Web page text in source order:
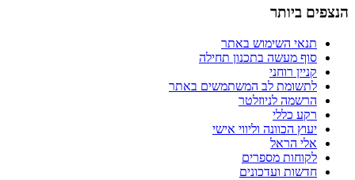
הנצפים ביותר
תנאי השימוש באתר
סוף מעשה בתכנון תחילה
קניין רוחני
לתשומת לב המשתמשים באתר
הרשמה לניוזלטר
רקע כללי
יעוץ הכוונה וליווי אישי
אלי הראל
לקוחות מספרים
חדשות ועדכונים